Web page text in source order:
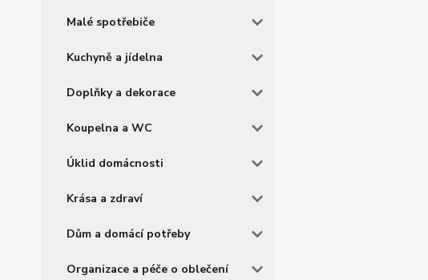
Malé spotřebiče
Kuchyně a jídelna
Doplňky a dekorace
Koupelna a WC
Úklid domácnosti
Krása a zdraví
Dům a domácí potřeby
Organizace a péče o oblečení